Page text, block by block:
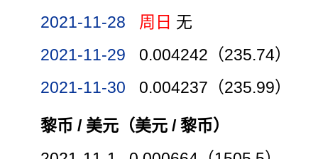
2021-11-28
周日 无
2021-11-29
0.004242（235.74）
2021-11-30
0.004237（235.99）
黎币 / 美元（美元 / 黎币）